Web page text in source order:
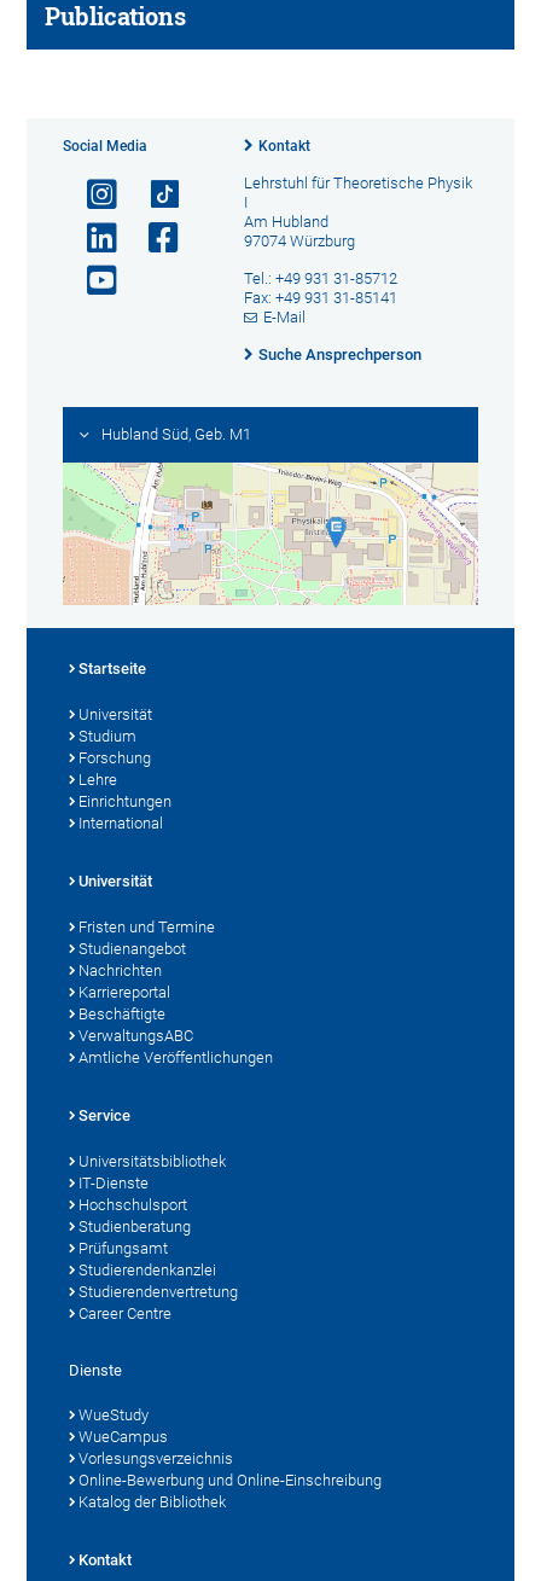
Publications
Social Media Kontakt
Lehrstuhl für Theoretische Physik
I
Am Hubland
97074 Würzburg
Tel.: +49 931 31-85712
Fax: +49 931 31-85141
E-Mail
Suche Ansprechperson
Hubland Süd, Geb. M1
Startseite
Universität
Studium
Forschung
Lehre
Einrichtungen
International
Universität
Fristen und Termine
Studienangebot
Nachrichten
Karriereportal
Beschäftigte
VerwaltungsABC
Amtliche Veröffentlichungen
Service
Universitätsbibliothek
IT-Dienste
Hochschulsport
Studienberatung
Prüfungsamt
Studierendenkanzlei
Studierendenvertretung
Career Centre
Dienste
WueStudy
WueCampus
Vorlesungsverzeichnis
Online-Bewerbung und Online-Einschreibung
Katalog der Bibliothek
Kontakt